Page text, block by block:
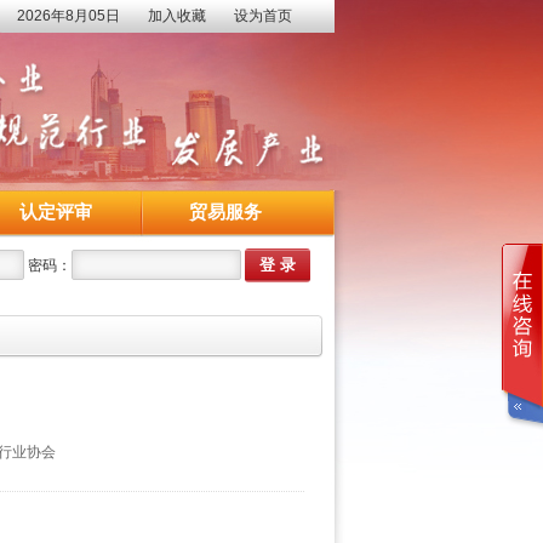
2026年8月05日 加入收藏 设为首页
认定评审 贸易服务
密码：
业协会